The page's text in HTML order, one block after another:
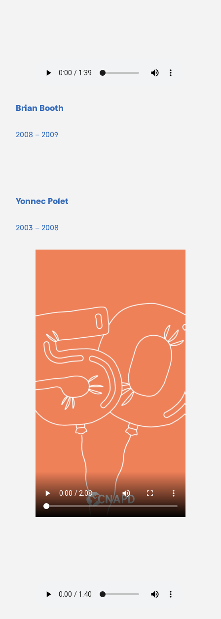
Brian Booth
2008 – 2009
Yonnec Polet
2003 – 2008